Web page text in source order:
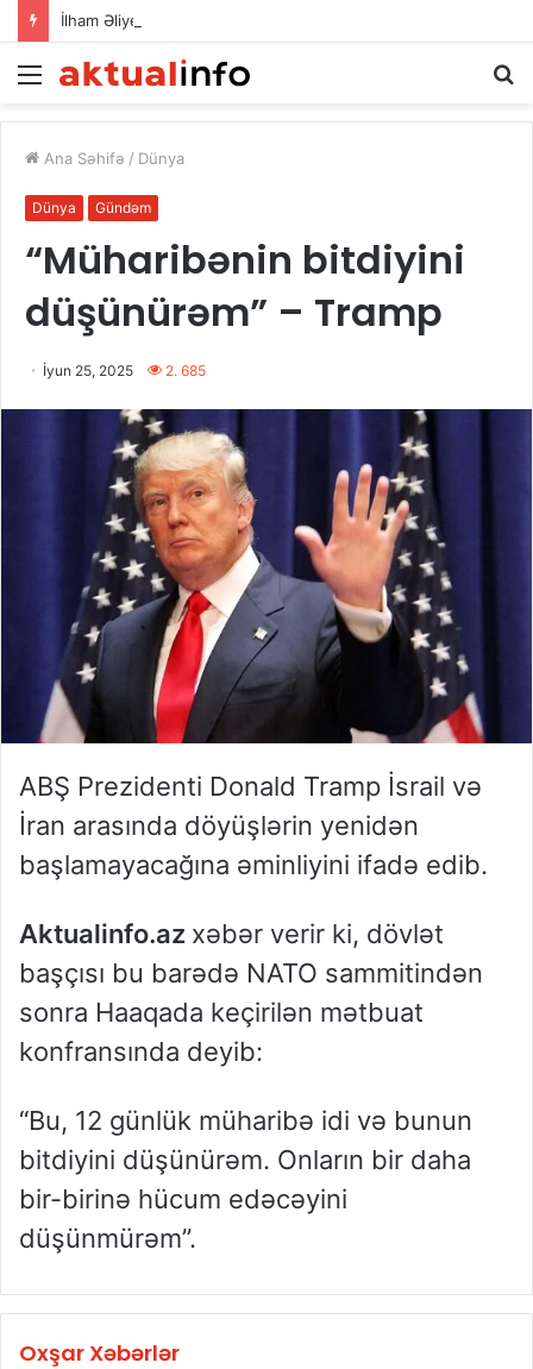
İlham Əliyev Donald Trampla danışdı
Menu
Ana Səhifə / Dünya
Dünya Gündəm
“Müharibənin bitdiyini
düşünürəm” – Tramp
İyun 25, 2025 2. 685
ABŞ Prezidenti Donald Tramp İsrail və
İran arasında döyüşlərin yenidən
başlamayacağına əminliyini ifadə edib.
Aktualinfo.az xəbər verir ki, dövlət
başçısı bu barədə NATO sammitindən
sonra Haaqada keçirilən mətbuat
konfransında deyib:
“Bu, 12 günlük müharibə idi və bunun
bitdiyini düşünürəm. Onların bir daha
bir-birinə hücum edəcəyini
düşünmürəm”.
Oxşar Xəbərlər